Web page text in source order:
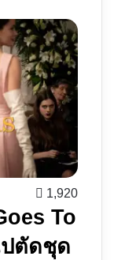
1,920
To
ตัดชุด